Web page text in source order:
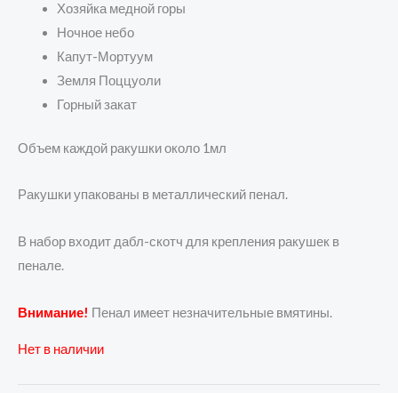
Хозяйка медной горы
Ночное небо
Капут-Мортуум
Земля Поццуоли
Горный закат
Объем каждой ракушки около 1мл
Ракушки упакованы в металлический пенал.
В набор входит дабл-скотч для крепления ракушек в
пенале.
Внимание! Пенал имеет незначительные вмятины.
Нет в наличии